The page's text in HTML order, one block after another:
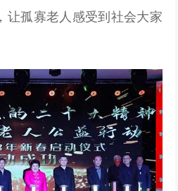
让孤寡老人感受到社会大家